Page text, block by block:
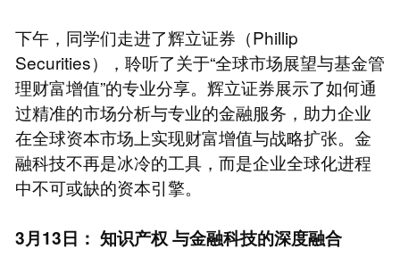
下午，同学们走进了辉立证券（Phillip
Securities），聆听了关于“全球市场展望与基金管
理财富增值”的专业分享。辉立证券展示了如何通
过精准的市场分析与专业的金融服务，助力企业
在全球资本市场上实现财富增值与战略扩张。金
融科技不再是冰冷的工具，而是企业全球化进程
中不可或缺的资本引擎。
3月13日： 知识产权与金融科技的深度融合